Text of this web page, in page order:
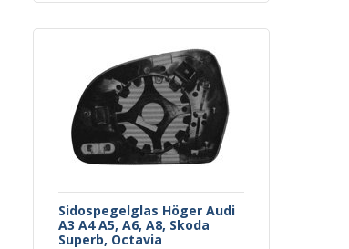
Sidospegelglas Höger Audi
A3 A4 A5, A6, A8, Skoda
Superb, Octavia